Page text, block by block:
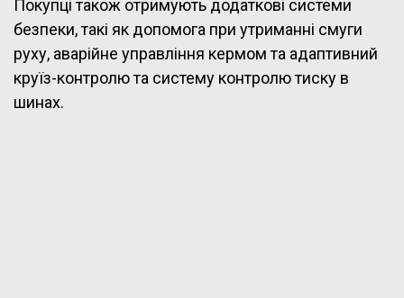
Покупці також отримують додаткові системи
безпеки, такі як допомога при утриманні смуги
руху, аварійне управління кермом та адаптивний
круїз-контролю та систему контролю тиску в
шинах.